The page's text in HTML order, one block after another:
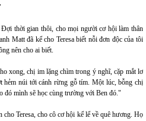
thời gian thôi, cho mọi người cơ hội làm thân
Matt đã kể cho Teresa biết nỗi đơn độc của tôi
nên cho ai biết.
xong, chị im lặng chìm trong ý nghĩ, cặp mắt lơ
hẻm núi tới cánh rừng gỗ tím. Một lúc, bỗng chị
đó mình sẽ học cùng trường với Ben đó."
Teresa, cho cô cơ hội kể lể về quê hương. Họ